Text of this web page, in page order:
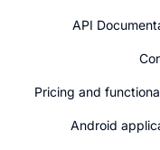
API
Pricing and
Android